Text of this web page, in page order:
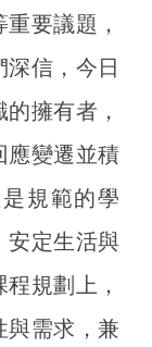
要議題，
信，今日
擁有者，
應變遷並積
規範的學
安定生活與
規劃上，
與需求，兼